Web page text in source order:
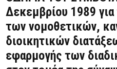
Δεκεμβρίου 1989
των νομοθετικών,
διοικητικών
εφαρμογής των